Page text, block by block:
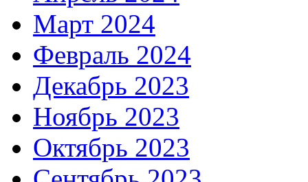
Март 2024
Февраль 2024
Декабрь 2023
Ноябрь 2023
Октябрь 2023